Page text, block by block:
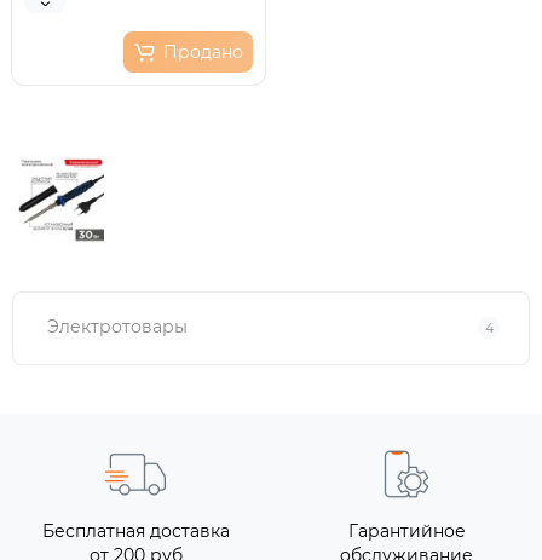
Продано
Электротовары 4
Бесплатная доставка
от 200 руб
Гарантийное
обслуживание